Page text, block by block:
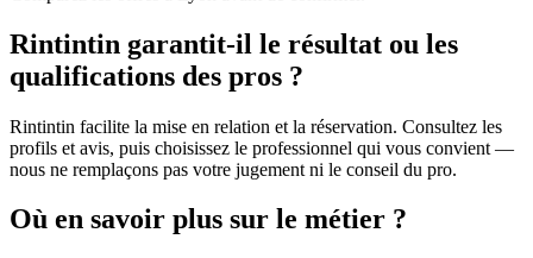
Rintintin garantit-il le résultat ou les
qualifications des pros ?
Rintintin facilite la mise en relation et la réservation. Consultez les
profils et avis, puis choisissez le professionnel qui vous convient —
nous ne remplaçons pas votre jugement ni le conseil du pro.
Où en savoir plus sur le métier ?